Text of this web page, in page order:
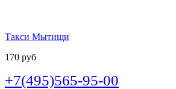
Такси Мытищи
170 руб
+7(495)565-95-00